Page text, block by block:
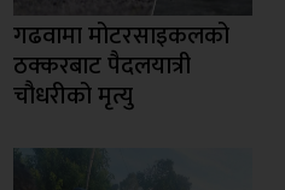
गढवामा मोटरसाइकलको
ठक्करबाट पैदलयात्री
चौधरीको मृत्यु